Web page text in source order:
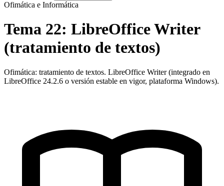
Ofimática e Informática
Tema 22: LibreOffice Writer
(tratamiento de textos)
Ofimática: tratamiento de textos. LibreOffice Writer (integrado en
LibreOffice 24.2.6 o versión estable en vigor, plataforma Windows).